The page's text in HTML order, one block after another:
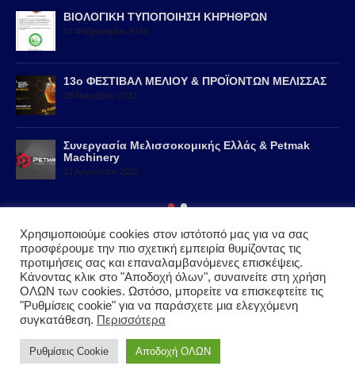
ΒΙΟΛΟΓΙΚΗ ΤΥΠΟΠΟΙΗΣΗ ΚΗΡΗΘΡΩΝ
13 Φεβρουαρίου 2023
13ο ΦΕΣΤΙΒΑΛ ΜΕΛΙΟΥ & ΠΡΟΪΟΝΤΩΝ ΜΕΛΙΣΣΑΣ
28 Νοεμβρίου 2022
Συνεργασία Μελισσοκομικής Ελλάς & Petmak
Machinery
31 Αυγούστου 2022
© Copyright 2022 Melissokomiki Hellas. All Rights Reserved. |
Powered byNORTHBRIDGE
Χρησιμοποιούμε cookies στον ιστότοπό μας για να σας
προσφέρουμε την πιο σχετική εμπειρία θυμίζοντας τις
προτιμήσεις σας και επαναλαμβανόμενες επισκέψεις.
Κάνοντας κλικ στο "Αποδοχή όλων", συναινείτε στη χρήση
ΟΛΩΝ των cookies. Ωστόσο, μπορείτε να επισκεφτείτε τις
"Ρυθμίσεις cookie" για να παράσχετε μια ελεγχόμενη
συγκατάθεση. Περισσότερα
Ρυθμίσεις Cookie Αποδοχή ΟΛΩΝ